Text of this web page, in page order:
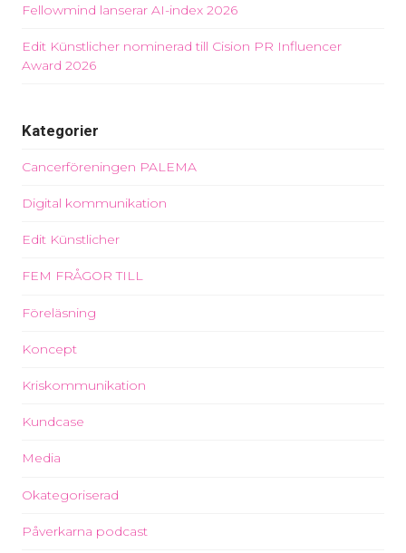
Fellowmind lanserar AI-index 2026
Edit Künstlicher nominerad till Cision PR Influencer
Award 2026
Kategorier
Cancerföreningen PALEMA
Digital kommunikation
Edit Künstlicher
FEM FRÅGOR TILL
Föreläsning
Koncept
Kriskommunikation
Kundcase
Media
Okategoriserad
Påverkarna podcast